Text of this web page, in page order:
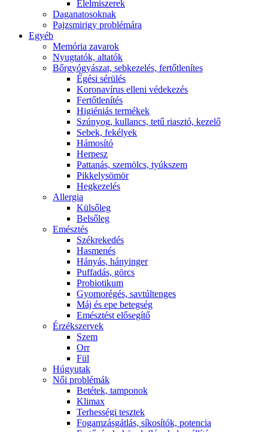
É́lelmiszerek
Daganatosoknak
Pajzsmirigy problémára
Egyéb
Memória zavarok
Nyugtatók, altatók
Bőrgyógyászat, sebkezelés, fertőtlenítes
É́gési sérülés
Koronavírus elleni védekezés
Fertőtlenítés
Higiéniás termékek
Szúnyog, kullancs, tetű riasztó, kezelő
Sebek, fekélyek
Hámosító
Herpesz
Pattanás, szemölcs, tyúkszem
Pikkelysömör
Hegkezelés
Allergia
Külsőleg
Belsőleg
Emésztés
Székrekedés
Hasmenés
Hányás, hányinger
Puffadás, görcs
Probiotikum
Gyomorégés, savtúltenges
Máj és epe betegség
Emésztést elősegítő
Érzékszervek
Szem
Orr
Fül
Húgyutak
Női problémák
Betétek, tamponok
Klimax
Terhességi tesztek
Fogamzásgátlás, síkosítók, potencia